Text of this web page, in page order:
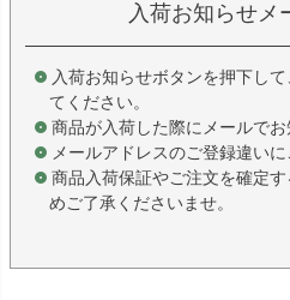
入荷お知らせメ
入荷お知らせボタンを押下し
てください。
商品が入荷した際にメールでお
メールアドレスのご登録違いに
商品入荷保証やご注文を確定
めご了承くださいませ。